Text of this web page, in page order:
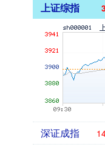
上证综指
深证成指